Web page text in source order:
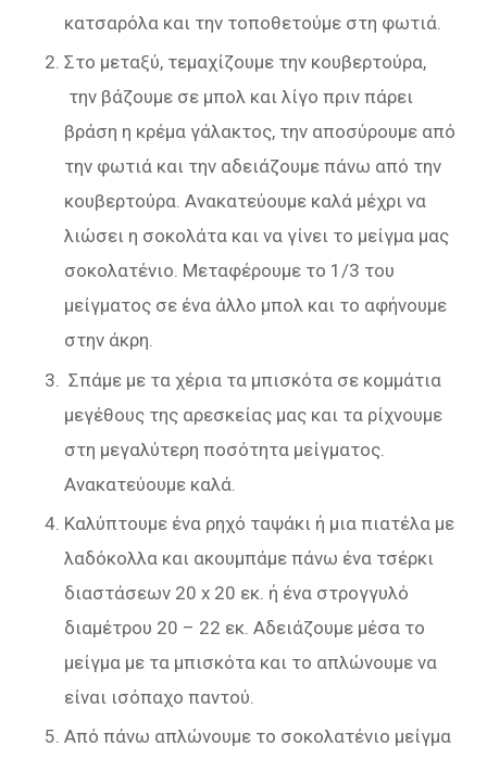
κατσαρόλα και την τοποθετούμε στη φωτιά.
Στο μεταξύ, τεμαχίζουμε την κουβερτούρα,
την βάζουμε σε μπολ και λίγο πριν πάρει
βράση η κρέμα γάλακτος, την αποσύρουμε από
την φωτιά και την αδειάζουμε πάνω από την
κουβερτούρα. Ανακατεύουμε καλά μέχρι να
λιώσει η σοκολάτα και να γίνει το μείγμα μας
σοκολατένιο. Μεταφέρουμε το 1/3 του
μείγματος σε ένα άλλο μπολ και το αφήνουμε
στην άκρη.
Σπάμε με τα χέρια τα μπισκότα σε κομμάτια
μεγέθους της αρεσκείας μας και τα ρίχνουμε
στη μεγαλύτερη ποσότητα μείγματος.
Ανακατεύουμε καλά.
Καλύπτουμε ένα ρηχό ταψάκι ή μια πιατέλα με
λαδόκολλα και ακουμπάμε πάνω ένα τσέρκι
διαστάσεων 20 x 20 εκ. ή ένα στρογγυλό
διαμέτρου 20 – 22 εκ. Αδειάζουμε μέσα το
μείγμα με τα μπισκότα και το απλώνουμε να
είναι ισόπαχο παντού.
Από πάνω απλώνουμε το σοκολατένιο μείγμα